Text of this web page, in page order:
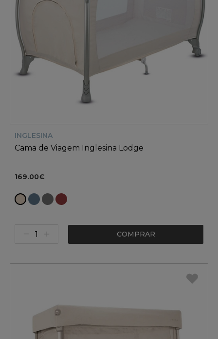
INGLESINA
Cama de Viagem Inglesina Lodge
169.00€
COMPRAR